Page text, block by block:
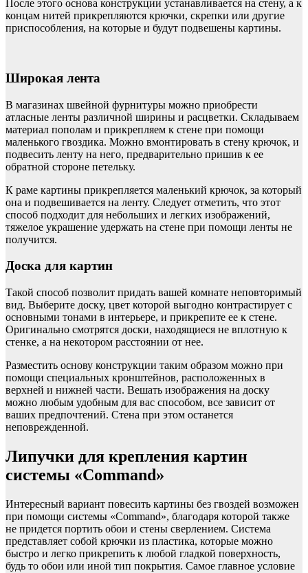
После этого основа конструкции устанавливается на стену, а к
концам нитей прикрепляются крючки, скрепки или другие
приспособления, на которые и будут подвешены картины.
Широкая лента
В магазинах швейной фурнитуры можно приобрести
атласные ленты различной ширины и расцветки. Складываем
материал пополам и прикрепляем к стене при помощи
маленького гвоздика. Можно вмонтировать в стену крючок, и
подвесить ленту на него, предварительно пришив к ее
обратной стороне петельку.
К раме картины прикрепляется маленький крючок, за который
она и подвешивается на ленту. Следует отметить, что этот
способ подходит для небольших и легких изображений,
тяжелое украшение удержать на стене при помощи ленты не
получится.
Доска для картин
Такой способ позволит придать вашей комнате неповторимый
вид. Выберите доску, цвет которой выгодно контрастирует с
основными тонами в интерьере, и прикрепите ее к стене.
Оригинально смотрятся доски, находящиеся не вплотную к
стенке, а на некотором расстоянии от нее.
Разместить основу конструкции таким образом можно при
помощи специальных кронштейнов, расположенных в
верхней и нижней части. Вешать изображения на доску
можно любым удобным для вас способом, все зависит от
ваших предпочтений. Стена при этом останется
неповрежденной.
Липучки для крепления картин
системы «Command»
Интересный вариант повесить картины без гвоздей возможен
при помощи системы «Command», благодаря которой также
не придется портить обои и стены сверлением. Система
представляет собой крючки из пластика, которые можно
быстро и легко прикрепить к любой гладкой поверхность,
будь то обои или иной тип покрытия. Самое главное условие